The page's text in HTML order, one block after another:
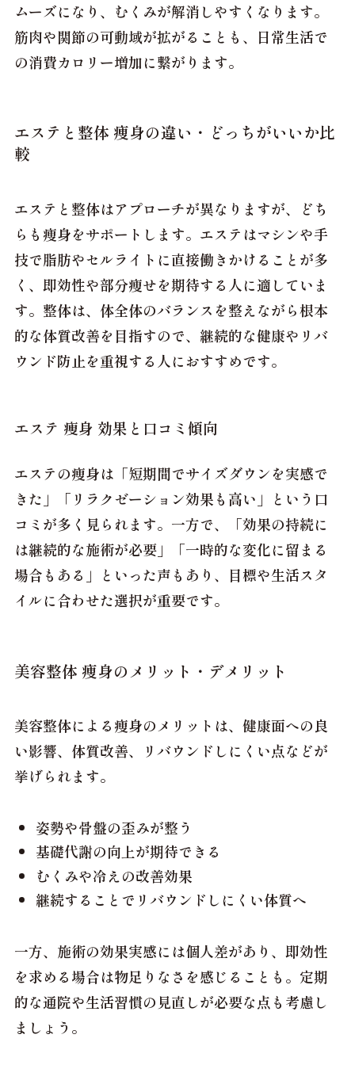
ムーズになり、むくみが解消しやすくなります。
筋肉や関節の可動域が拡がることも、日常生活で
の消費カロリー増加に繋がります。
エステと整体 痩身の違い・どっちがいいか比
較
エステと整体はアプローチが異なりますが、どち
らも痩身をサポートします。エステはマシンや手
技で脂肪やセルライトに直接働きかけることが多
く、即効性や部分痩せを期待する人に適していま
す。整体は、体全体のバランスを整えながら根本
的な体質改善を目指すので、継続的な健康やリバ
ウンド防止を重視する人におすすめです。
エステ 痩身 効果と口コミ傾向
エステの痩身は「短期間でサイズダウンを実感で
きた」「リラクゼーション効果も高い」という口
コミが多く見られます。一方で、「効果の持続に
は継続的な施術が必要」「一時的な変化に留まる
場合もある」といった声もあり、目標や生活スタ
イルに合わせた選択が重要です。
美容整体 痩身のメリット・デメリット
美容整体による痩身のメリットは、健康面への良
い影響、体質改善、リバウンドしにくい点などが
挙げられます。
姿勢や骨盤の歪みが整う
基礎代謝の向上が期待できる
むくみや冷えの改善効果
継続することでリバウンドしにくい体質へ
一方、施術の効果実感には個人差があり、即効性
を求める場合は物足りなさを感じることも。定期
的な通院や生活習慣の見直しが必要な点も考慮し
ましょう。